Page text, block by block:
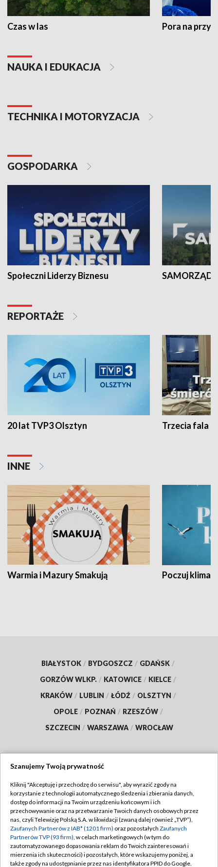
Czas w las Pora na
NAUKA I EDUKACJA
TECHNIKA I MOTORYZACJA
GOSPODARKA
Społeczni Liderzy Biznesu SAMORZĄD
REPORTAŻE
20 lat TVP3 Olsztyn Trzecia fala -
INNE
Warmia i Mazury Smakują Poczuj klimat
BIAŁYSTOK / BYDGOSZCZ / GDAŃSK /
GORZÓW WLKP. / KATOWICE / KIELCE /
KRAKÓW / LUBLIN / ŁÓDŹ / OLSZTYN /
OPOLE / POZNAŃ / RZESZÓW /
SZCZECIN / WARSZAWA / WROCŁAW
TVP
Abonament TVP
Emisja w TVP
Centrum informacji TVP
Naziemna Telewizja Cyfrowa
Regulamin TVP
Polityka prywatności
Moje zgody
Pomoc
Szanujemy Twoją prywatność
Kliknij "Akceptuję i przechodzę do serwisu", aby wyrazić zgody na
korzystanie z technologii automatycznego śledzenia i zbierania danych,
dostęp do informacji na Twoim urządzeniu końcowym i ich
przechowywanie oraz na przetwarzanie Twoich danych osobowych przez
nas, czyli Telewizję Polską S.A. w likwidacji (zwaną dalej również „TVP”),
Zaufanych Partnerów z IAB* (1201 firm) oraz pozostałych Zaufanych
Partnerów TVP (93 firm), w celach marketingowych (w tym do
zautomatyzowanego dopasowania reklam do Twoich zainteresowań i
mierzenia ich skuteczności) i pozostałych, które wskazujemy poniżej, a
także zgody na udostępnianie przez nas identyfikatora PPID do Google.